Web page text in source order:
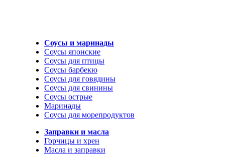
Соусы и маринады
Соусы японские
Соусы для птицы
Соусы барбекю
Соусы для говядины
Соусы для свинины
Соусы острые
Маринады
Соусы для морепродуктов
Заправки и масла
Горчицы и хрен
Масла и заправки